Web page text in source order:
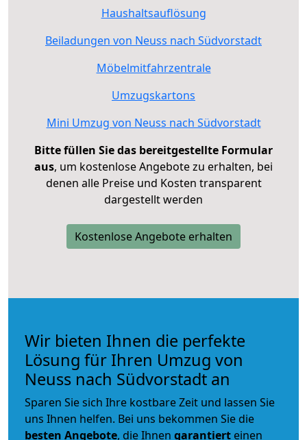
Haushaltsauflösung
Beiladungen von Neuss nach Südvorstadt
Möbelmitfahrzentrale
Umzugskartons
Mini Umzug von Neuss nach Südvorstadt
Bitte füllen Sie das bereitgestellte Formular
aus, um kostenlose Angebote zu erhalten, bei
denen alle Preise und Kosten transparent
dargestellt werden
Kostenlose Angebote erhalten
Wir bieten Ihnen die perfekte
Lösung für Ihren Umzug von
Neuss nach Südvorstadt an
Sparen Sie sich Ihre kostbare Zeit und lassen Sie
uns Ihnen helfen. Bei uns bekommen Sie die
besten Angebote, die Ihnen garantiert einen